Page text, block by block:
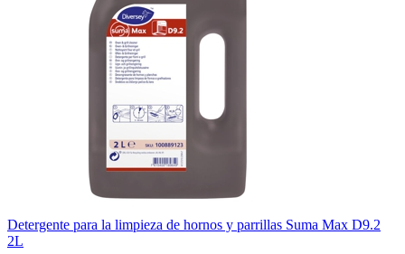
Detergente para la limpieza de hornos y parrillas Suma Max D9.2
2L